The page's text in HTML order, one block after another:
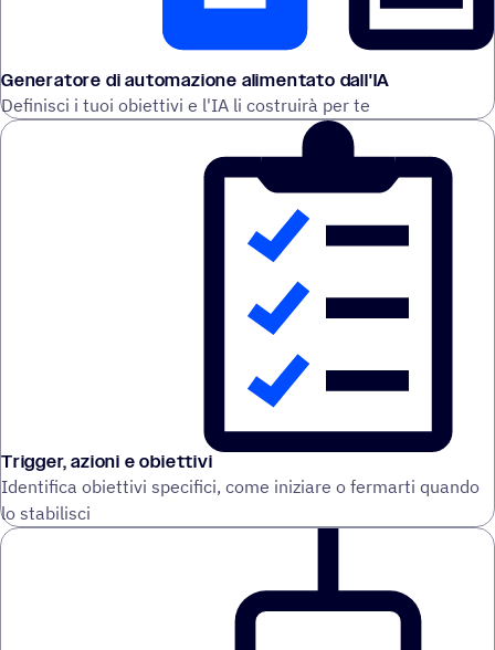
Generatore di automazione alimentato dall'IA
Definisci i tuoi obiettivi e l'IA li costruirà per te
Trigger, azioni e obiettivi
Identifica obiettivi specifici, come iniziare o fermarti quando
lo stabilisci